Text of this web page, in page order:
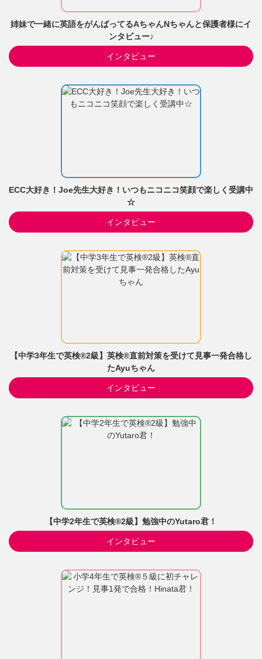
姉妹で一緒に英語をがんばってるAちゃんNちゃんと保護者様にイ
ンタビュー♪
インタビュー
ECC大好き！Joe先生大好き！いつもニコニコ笑顔で楽しく受講中
☆
インタビュー
【中学3年生で英検®2級】英検®直前対策を受けて見事一発合格し
たAyuちゃん
インタビュー
【中学2年生で英検®2級】勉強中のYutaro君！
インタビュー